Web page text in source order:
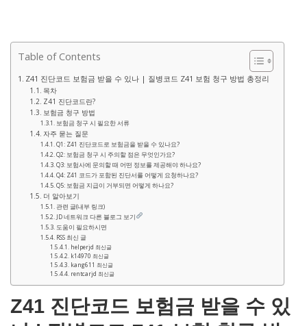
Table of Contents
Z41 진단코드 보험금 받을 수 있나 | 질병코드 Z41 보험 청구 방법 총정리
목차
Z41 진단코드란?
보험금 청구 방법
보험금 청구 시 필요한 서류
자주 묻는 질문
Q1: Z41 진단코드로 보험금을 받을 수 있나요?
Q2: 보험금 청구 시 주의할 점은 무엇인가요?
Q3: 보험사에 문의할 때 어떤 정보를 제공해야 하나요?
Q4: Z41 코드가 포함된 진단서를 어떻게 요청하나요?
Q5: 보험금 지급이 거부되면 어떻게 하나요?
더 알아보기
관련 글(내부 링크)
JD 네트워크 다른 블로그 보기
도움이 필요하시면
RSS 최신 글
helperjd 최신글
k14970 최신글
kang611 최신글
rentcarjd 최신글
Z41 진단코드 보험금 받을 수 있